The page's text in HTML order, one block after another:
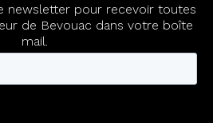
newsletter pour recevoir toutes
de Bevouac dans votre boîte
mail.